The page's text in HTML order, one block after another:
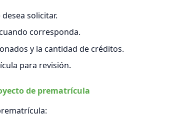
solicitar.
corresponda.
y la cantidad de créditos.
para revisión.
de prematrícula